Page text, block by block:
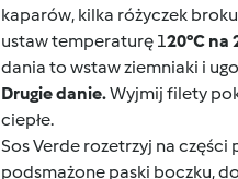
kaparów, kilka różyczek
ustaw temperaturę 120°C na
dania to wstaw ziemniaki i
Drugie danie.Wyjmij filety
ciepłe.
Sos Verde rozetrzyj na części
podsmażone paski boczku,